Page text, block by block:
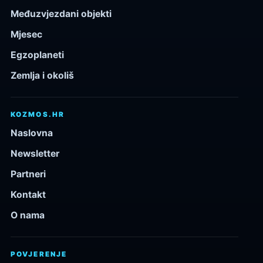
Međuzvjezdani objekti
Mjesec
Egzoplaneti
Zemlja i okoliš
KOZMOS.HR
Naslovna
Newsletter
Partneri
Kontakt
O nama
POVJERENJE